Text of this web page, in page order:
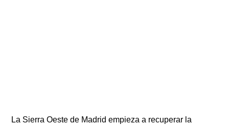
La Sierra Oeste de Madrid empieza a recuperar la